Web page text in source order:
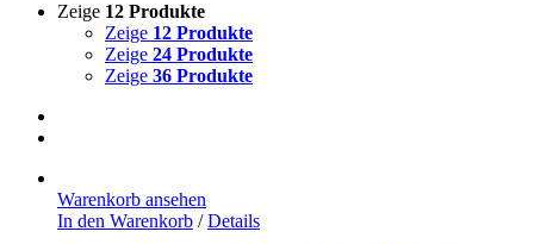
Zeige 12 Produkte
Zeige 12 Produkte
Zeige 24 Produkte
Zeige 36 Produkte
Warenkorb ansehen
In den Warenkorb / Details